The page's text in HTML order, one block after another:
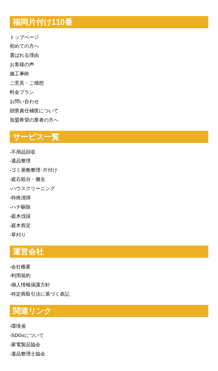
福岡片付け110番
トップページ
初めての方へ
選ばれる理由
お客様の声
施工事例
ご意見・ご感想
料金プラン
お問い合わせ
賠償責任補償について
加盟希望の業者の方へ
サービス一覧
-不用品回収
-遺品整理
-ゴミ屋敷整理･片付け
-庭石処分・撤去
-ハウスクリーニング
-特殊清掃
-ハチ駆除
-庭木伐採
-庭木剪定
-草刈り
運営会社
-会社概要
-利用規約
-個人情報保護方針
-特定商取引法に基づく表記
関連リンク
-環境省
-SDGsについて
-家電製品協会
-遺品整理士協会